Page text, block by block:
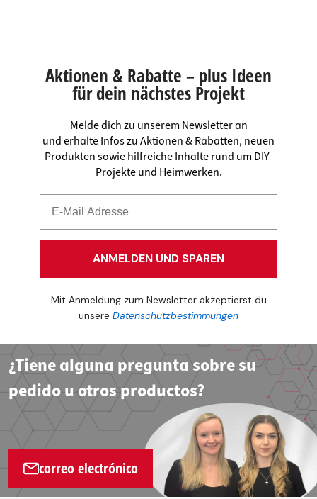
Aktionen & Rabatte – plus Ideen
für dein nächstes Projekt
Melde dich zu unserem Newsletter an
und erhalte Infos zu Aktionen & Rabatten, neuen
Produkten sowie hilfreiche Inhalte rund um DIY-
Projekte und Heimwerken.
ANMELDEN UND SPAREN
Mit Anmeldung zum Newsletter akzeptierst du
unsere Datenschutzbestimmungen
¿Tiene alguna pregunta sobre su
pedido u otros productos?
correo electrónico